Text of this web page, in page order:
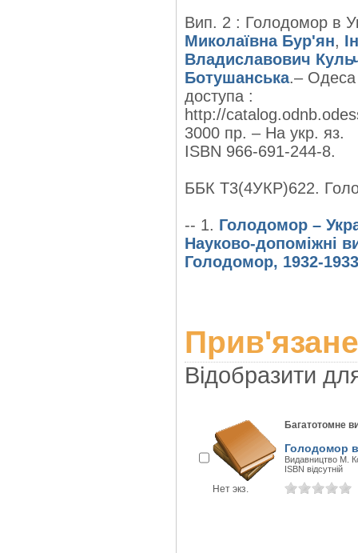
Вип. 2 : Голодомор в
Миколаївна Бур'ян,
Владиславович
Ботушанська.– Одеса
доступа :
http://
3000 пр. – На укр. яз.
ISBN 966-691-244-8.
ББК Т3(4УКР)622.
-- 1. Голодомор –
Науково-допоміжні
Голодомор, 1932-1933
Відобразити
Нет экз.
Багатотомне
Голодомор в
Видавництво М.
ISBN відсутній